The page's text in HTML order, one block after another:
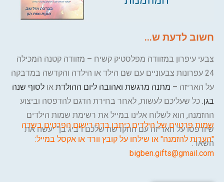
חשוב לדעת ש...
צבעי עיפרון במזוודה מפלסטיק קשיח – מזוודה קטנה המכילה
24 עפרונות צבעוניים עם שם הילד או הילדה והקדשה במדבקה
על האריזה – מתנה מרגשת ואהובה ליום ההולדת או לסוף שנה
בגן. כל שעליכם לעשות, לאחר בחירת הדגם להדפסה וביצוע
ההזמנה, הוא לשלוח אלינו במייל את רשימת שמות הילדים
שיודפסו על האריזה עם ההקדשה שלכם ו"ביג בן" יעשה את
השאר.
שמות פרטיים של הילדים כיתבו בדף רישום הפרטים בשדה
"הערות להזמנה" או שילחו על קובץ וורד או אקסל במייל:
bigben.gifts@gmail.com